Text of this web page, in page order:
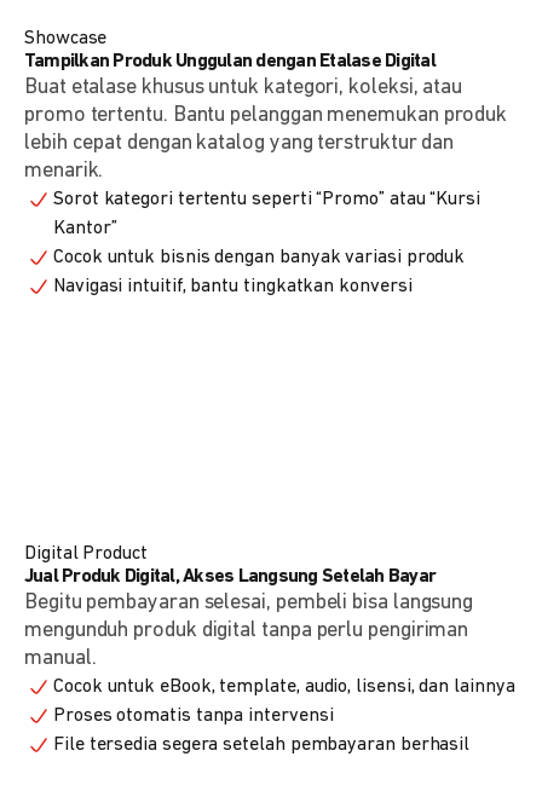
Showcase
Tampilkan Produk Unggulan dengan Etalase Digital
Buat etalase khusus untuk kategori, koleksi, atau
promo tertentu. Bantu pelanggan menemukan produk
lebih cepat dengan katalog yang terstruktur dan
menarik.
Sorot kategori tertentu seperti “Promo” atau “Kursi
Kantor”
Cocok untuk bisnis dengan banyak variasi produk
Navigasi intuitif, bantu tingkatkan konversi
Digital Product
Jual Produk Digital, Akses Langsung Setelah Bayar
Begitu pembayaran selesai, pembeli bisa langsung
mengunduh produk digital tanpa perlu pengiriman
manual.
Cocok untuk eBook, template, audio, lisensi, dan lainnya
Proses otomatis tanpa intervensi
File tersedia segera setelah pembayaran berhasil